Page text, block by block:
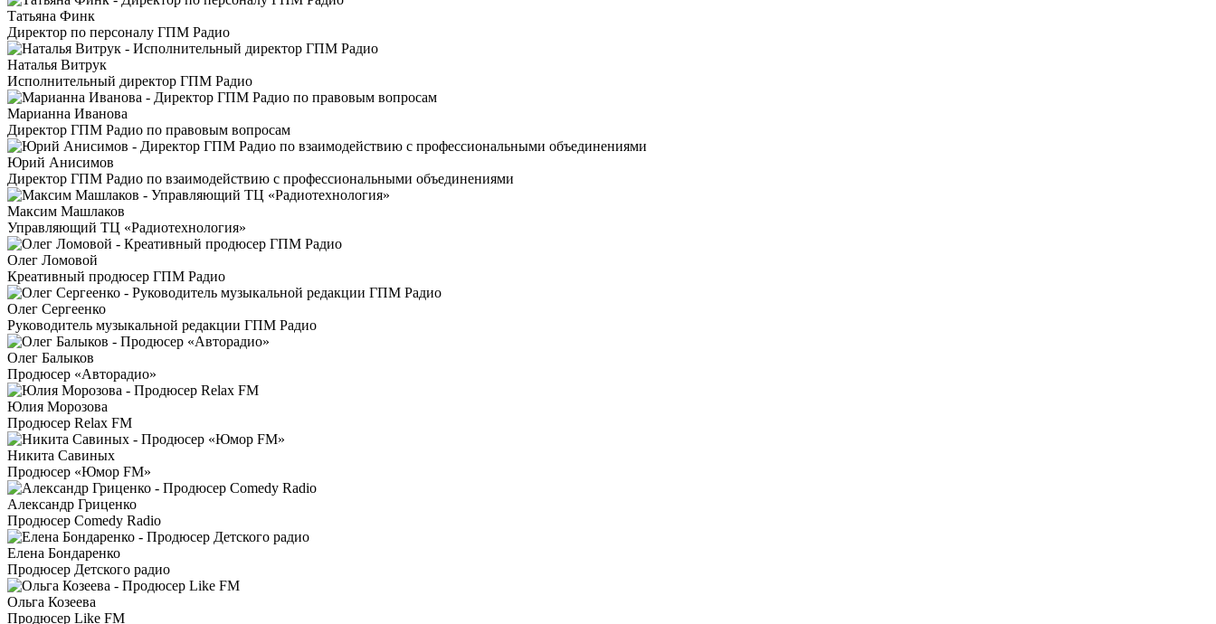
Татьяна Финк
Директор по персоналу ГПМ Радио
Наталья Витрук
Исполнительный директор ГПМ Радио
Марианна Иванова
Директор ГПМ Радио по правовым вопросам
Юрий Анисимов
Директор ГПМ Радио по взаимодействию с профессиональными объединениями
Максим Машлаков
Управляющий ТЦ «Радиотехнология»
Олег Ломовой
Креативный продюсер ГПМ Радио
Олег Сергеенко
Руководитель музыкальной редакции ГПМ Радио
Олег Балыков
Продюсер «Авторадио»
Юлия Морозова
Продюсер Relax FM
Никита Савиных
Продюсер «Юмор FM»
Александр Гриценко
Продюсер Comedy Radio
Елена Бондаренко
Продюсер Детского радио
Ольга Козеева
Продюсер Like FM